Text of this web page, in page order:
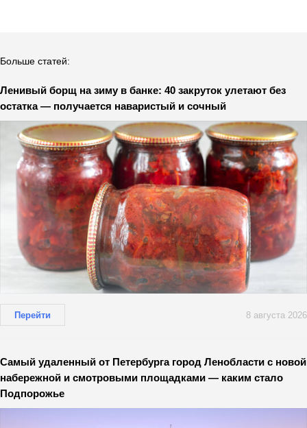
Больше статей:
Ленивый борщ на зиму в банке: 40 закруток улетают без
остатка — получается наваристый и сочный
Перейти 8 августа 2026
Самый удаленный от Петербурга город Ленобласти с новой
набережной и смотровыми площадками — каким стало
Подпорожье